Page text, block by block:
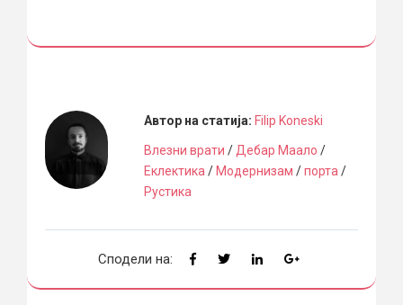
Автор на статија: Filip Koneski
Влезни врати /Дебар Маало /
Еклектика/ Модернизам /порта/
Рустика
Сподели на: